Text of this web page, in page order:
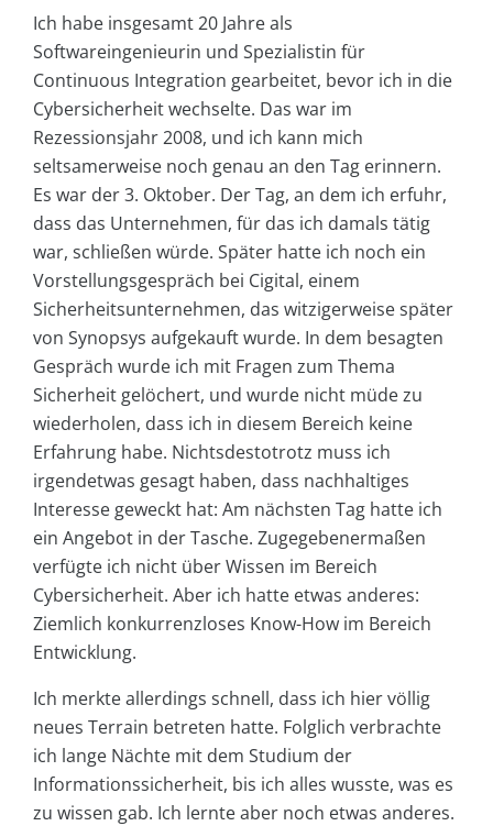
Ich habe insgesamt 20 Jahre als
Softwareingenieurin und Spezialistin für
Continuous Integration gearbeitet, bevor ich in die
Cybersicherheit wechselte. Das war im
Rezessionsjahr 2008, und ich kann mich
seltsamerweise noch genau an den Tag erinnern.
Es war der 3. Oktober. Der Tag, an dem ich erfuhr,
dass das Unternehmen, für das ich damals tätig
war, schließen würde. Später hatte ich noch ein
Vorstellungsgespräch bei Cigital, einem
Sicherheitsunternehmen, das witzigerweise später
von Synopsys aufgekauft wurde. In dem besagten
Gespräch wurde ich mit Fragen zum Thema
Sicherheit gelöchert, und wurde nicht müde zu
wiederholen, dass ich in diesem Bereich keine
Erfahrung habe. Nichtsdestotrotz muss ich
irgendetwas gesagt haben, dass nachhaltiges
Interesse geweckt hat: Am nächsten Tag hatte ich
ein Angebot in der Tasche. Zugegebenermaßen
verfügte ich nicht über Wissen im Bereich
Cybersicherheit. Aber ich hatte etwas anderes:
Ziemlich konkurrenzloses Know-How im Bereich
Entwicklung.
Ich merkte allerdings schnell, dass ich hier völlig
neues Terrain betreten hatte. Folglich verbrachte
ich lange Nächte mit dem Studium der
Informationssicherheit, bis ich alles wusste, was es
zu wissen gab. Ich lernte aber noch etwas anderes.